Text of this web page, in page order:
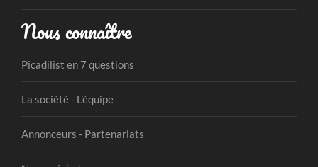
Nous connaître
Picadilist en 7 questions
La société - L'équipe
Annonceurs - Partenariats